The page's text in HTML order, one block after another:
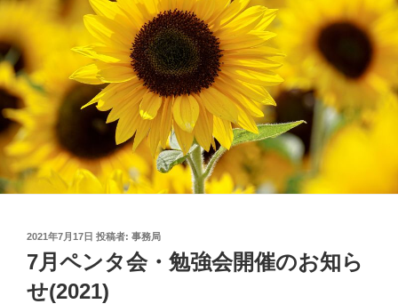
投
稿
日:
2021年7月17日 投稿者: 事務局
7月ペンタ会・勉強会開催のお知ら
せ(2021)